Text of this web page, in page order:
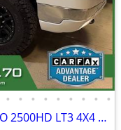
• • • • • • • • •
2006 CHEVROLET CHEVY SILVERADO 2500HD LT3 4X4 6.6L DURAMAX DIESEL